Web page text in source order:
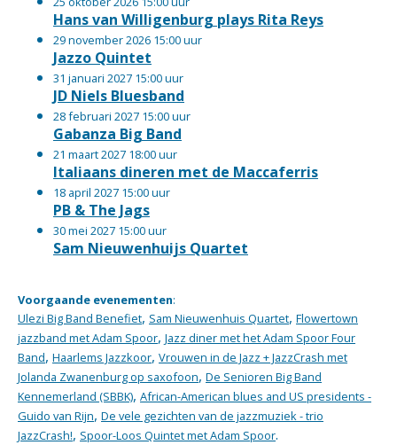
Hans van Willigenburg plays Rita Reys
29 november 2026 15:00 uur
Jazzo Quintet
31 januari 2027 15:00 uur
JD Niels Bluesband
28 februari 2027 15:00 uur
Gabanza Big Band
21 maart 2027 18:00 uur
Italiaans dineren met de Maccaferris
18 april 2027 15:00 uur
PB & The Jags
30 mei 2027 15:00 uur
Sam Nieuwenhuijs Quartet
Voorgaande evenementen:
Ulezi Big Band Benefiet, Sam Nieuwenhuis Quartet, Flowertown
jazzband met Adam Spoor, Jazz diner met het Adam Spoor Four
Band, Haarlems Jazzkoor, Vrouwen in de Jazz + JazzCrash met
Jolanda Zwanenburg op saxofoon, De Senioren Big Band
Kennemerland (SBBK), African-American blues and US presidents -
Guido van Rijn, De vele gezichten van de jazzmuziek - trio
JazzCrash!, Spoor-Loos Quintet met Adam Spoor.